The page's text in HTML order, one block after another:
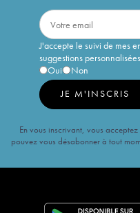
J'accepte le suivi de mes
suggestions personnalisées
Oui
Non
JE M'INSCRIS
En vous inscrivant, vous
pouvez vous désabonner à tout